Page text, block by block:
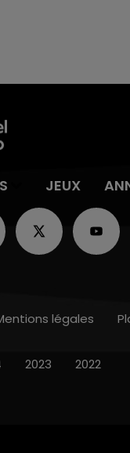
JEUX
légales
2023 2022